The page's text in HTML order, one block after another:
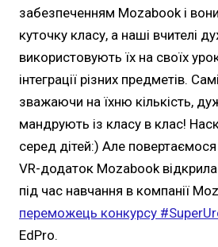
забезпеченням Mozabook і
куточку класу, а наші вчителі
використовують їх на своїх
інтеграції різних предметів.
зважаючи на їхню кількість,
мандрують із класу в клас!
серед дітей:) Але
VR-додаток Mozabook
під час навчання в компанії
переможець конкурсу
EdPro.